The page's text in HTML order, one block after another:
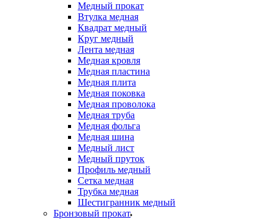
Медный прокат
Втулка медная
Квадрат медный
Круг медный
Лента медная
Медная кровля
Медная пластина
Медная плита
Медная поковка
Медная проволока
Медная труба
Медная фольга
Медная шина
Медный лист
Медный пруток
Профиль медный
Сетка медная
Трубка медная
Шестигранник медный
Бронзовый прокат